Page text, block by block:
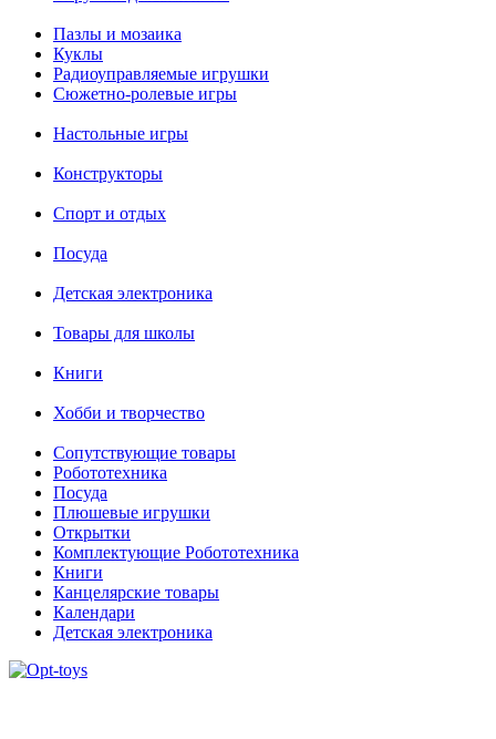
Пазлы и мозаика
Куклы
Радиоуправляемые игрушки
Сюжетно-ролевые игры
Настольные игры
Конструкторы
Спорт и отдых
Посуда
Детская электроника
Товары для школы
Книги
Хобби и творчество
Сопутствующие товары
Робототехника
Посуда
Плюшевые игрушки
Открытки
Комплектующие Робототехника
Книги
Канцелярские товары
Календари
Детская электроника